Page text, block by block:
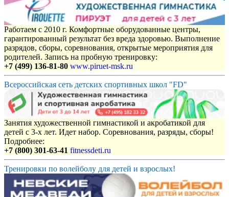
Работаем с 2010 г. Комфортные оборудованные центры,
гарантированный результат без вреда здоровью. Выполнение
разрядов, сборы, соревнования, открытые мероприятия для
родителей. Запись на пробную тренировку:
+7 (499) 136-81-80 www.piruet-msk.ru
Всероссийская сеть детских спортивных школ "FD"
Занятия художественной гимнастикой и акробатикой для
детей с 3-х лет. Идет набор. Соревнования, разряды, сборы!
Подробнее:
+7 (800) 301-63-41 fitnessdeti.ru
Тренировки по волейболу для детей и взрослых!